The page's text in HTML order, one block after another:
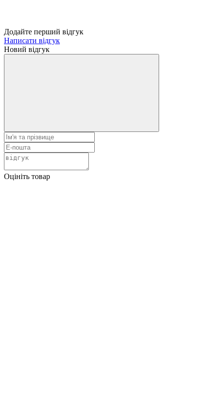
Додайте перший відгук
Написати відгук
Новий відгук
Оцініть товар